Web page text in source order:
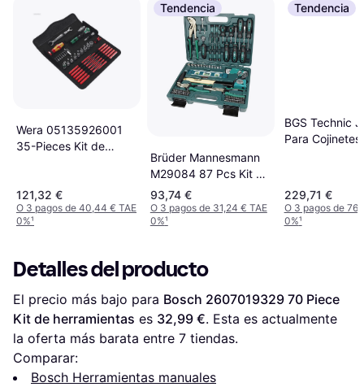
Wera 05135926001
35-Pieces Kit de
121,32 €
O 3 pagos de 40,44 € TAE
0%¹
Tendencia
Brüder Mannesmann
M29084 87 Pcs Kit de
herramientas
93,74 €
O 3 pagos de 31,24 € TAE
0%¹
Tendencia
BGS Technic
Para Cojinetes
229,71 €
O 3 pagos de
0%¹
Detalles del producto
El precio más bajo para Bosch 2607019329 70 Piece
Kit de herramientas es 32,99 €. Esta es actualmente
la oferta más barata entre 7 tiendas.
Comparar:
Bosch Herramientas manuales